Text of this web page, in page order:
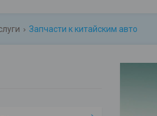
Запчасти к китайским авто